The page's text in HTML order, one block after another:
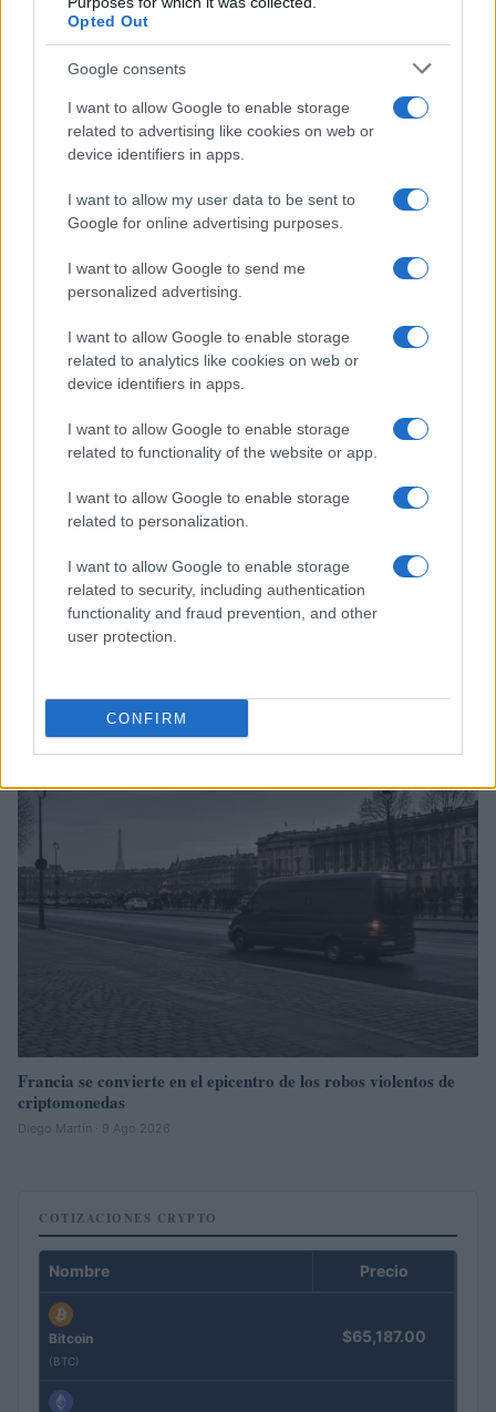
Opted Out
Google consents
I want to allow Google to enable storage
related to advertising like cookies on web or
device identifiers in apps.
I want to allow my user data to be sent to
Google for online advertising purposes.
I want to allow Google to send me
personalized advertising.
I want to allow Google to enable storage
related to analytics like cookies on web or
device identifiers in apps.
I want to allow Google to enable storage
related to functionality of the website or app.
I want to allow Google to enable storage
related to personalization.
I want to allow Google to enable storage
related to security, including authentication
functionality and fraud prevention, and other
user protection.
CONFIRM
El Papel Clave de Jorge Messi en la Carrera y Negocios de
Lucía Herrera · 9 Ago 2026
CRIPTOMONEDAS
Cotización actual de Bitcoin y principales altcoins en 2026
Diego Martín · 9 Ago 2026
Francia se convierte en el epicentro de los robos violentos de
criptomonedas
Diego Martín · 9 Ago 2026
COTIZACIONES CRYPTO
Nombre Precio
Bitcoin
(BTC)
$65,187.00